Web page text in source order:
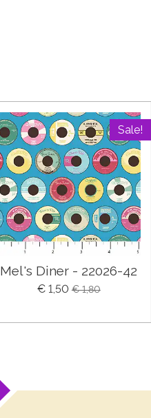
Sale!
Mel's Diner - 22026-42
€ 1,50 € 1,80